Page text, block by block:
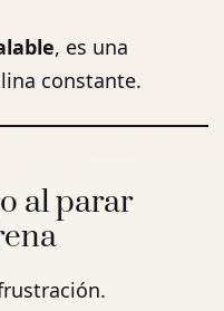
, es una
constante.
al parar